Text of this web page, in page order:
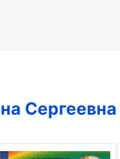
Сергеевна